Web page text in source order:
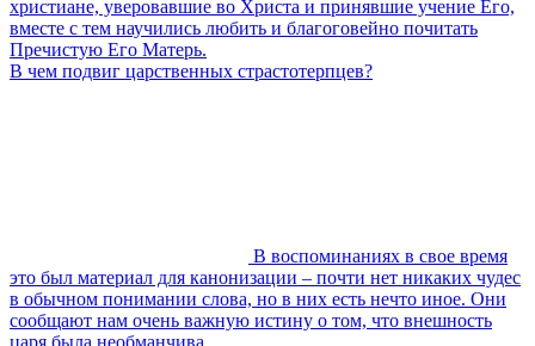
христиане, уверовавшие во Христа и принявшие учение Его,
вместе с тем научились любить и благоговейно почитать
Пречистую Его Матерь.
В чем подвиг царственных страстотерпцев?
В воспоминаниях в свое время
это был материал для канонизации – почти нет никаких чудес
в обычном понимании слова, но в них есть нечто иное. Они
сообщают нам очень важную истину о том, что внешность
царя была необманчива.